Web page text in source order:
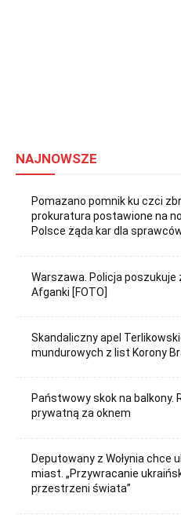
NAJNOWSZE
Pomazano pomnik ku czci
prokuratura postawione na
Polsce żąda kar dla
Warszawa. Policja
Afganki [FOTO]
Skandaliczny apel
mundurowych z list Korony
Państwowy skok na balkony.
prywatną za oknem
Deputowany z Wołynia chce
miast. „Przywracanie
przestrzeni świata”